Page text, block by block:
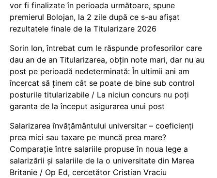
vor fi finalizate în perioada următoare, spune
premierul Bolojan, la 2 zile după ce s-au afișat
rezultatele finale de la Titularizare 2026
Sorin Ion, întrebat cum le răspunde profesorilor care
dau an de an Titularizarea, obțin note mari, dar nu au
post pe perioadă nedeterminată: În ultimii ani am
încercat să ținem cât se poate de bine sub control
posturile titularizabile / La niciun concurs nu poți
garanta de la început asigurarea unui post
Salarizarea învățământului universitar – coeficienți
prea mici sau taxare pe muncă prea mare?
Comparație între salariile propuse în noua lege a
salarizării și salariile de la o universitate din Marea
Britanie / Op Ed, cercetător Cristian Vraciu